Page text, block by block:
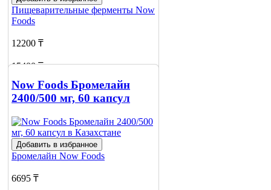
Пищеварительные ферменты Now
Foods
12200 ₸
15400 ₸
Добавить в корзину
Now Foods Бромелайн
2400/500 мг, 60 капсул
Добавить в избранное
Бромелайн Now Foods
6695 ₸